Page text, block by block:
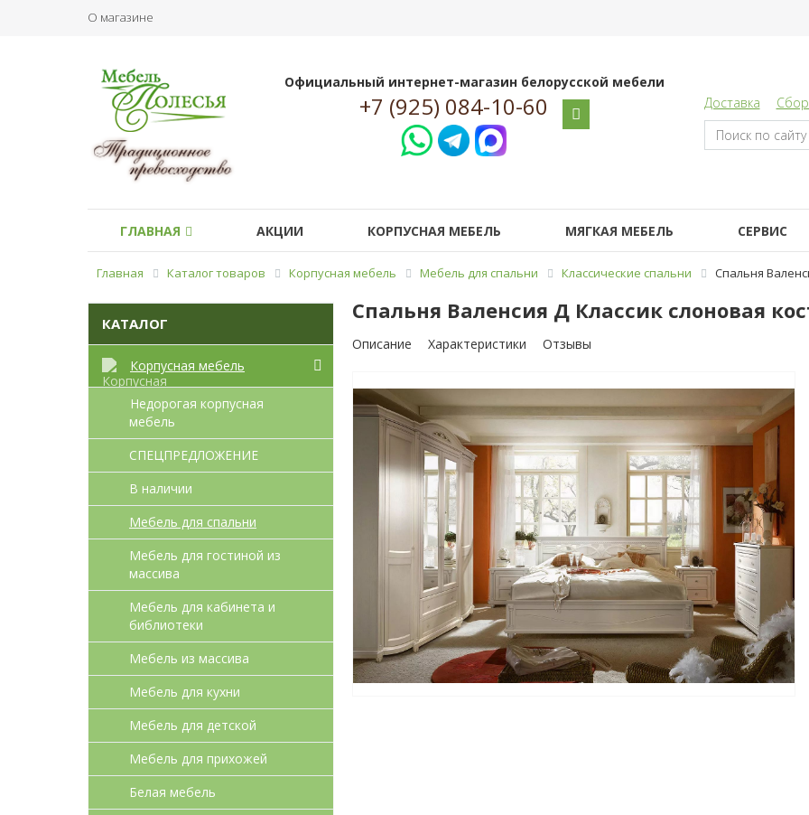
О магазине
Официальный интернет-магазин белорусской мебели
+7 (925) 084-10-60 Доставка
ГЛАВНАЯ АКЦИИ КОРПУСНАЯ МЕБЕЛЬ МЯГКАЯ МЕБЕЛЬ СЕРВИС
Главная Каталог товаров Корпусная мебель Мебель для спальни Классические спальни Спальня
КАТАЛОГ
Корпусная мебель
Недорогая корпусная
мебель
СПЕЦПРЕДЛОЖЕНИЕ
В наличии
Мебель для спальни
Мебель для гостиной из
массива
Мебель для кабинета и
библиотеки
Мебель из массива
Мебель для кухни
Мебель для детcкой
Мебель для прихожей
Белая мебель
Спальня Валенсия Д Классик слоновая
Описание Характеристики Отзывы